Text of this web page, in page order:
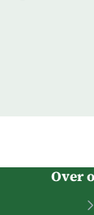
Over